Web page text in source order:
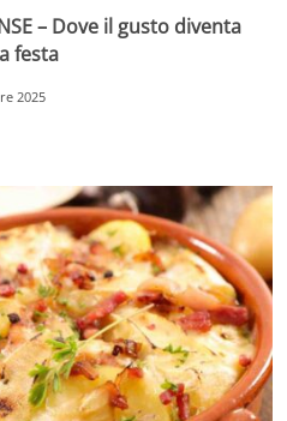
– Dove il gusto diventa
festa
2025